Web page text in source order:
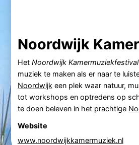
Noordwijk
Het Noordwijk Kamermuziekfestival
muziek te maken als er naar te
Noordwijk een plek waar natuur,
tot workshops en optredens op
te doen beleven in het prachtige
Website
www.noordwijkkamermuziek.nl